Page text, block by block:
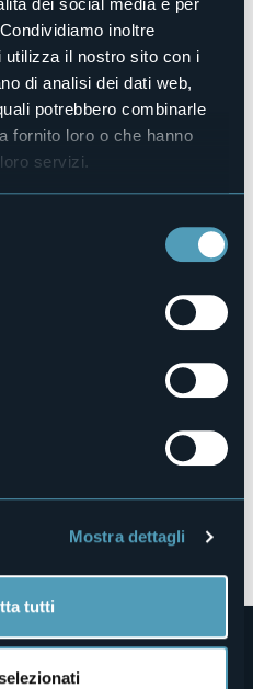
dei social media e per
inoltre
utilizza il nostro sito con i
di analisi dei dati web,
potrebbero combinarle
fornito loro o che hanno
servizi.
Mostra dettagli
tutti